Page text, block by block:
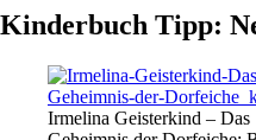
Kinderbuch Tipp:
Irmelina Geisterkind – Das